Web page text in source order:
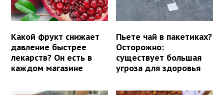
Какой фрукт снижает
давление быстрее
лекарств? Он есть в
каждом магазине
Пьете чай в пакетиках?
Осторожно:
существует большая
угроза для здоровья